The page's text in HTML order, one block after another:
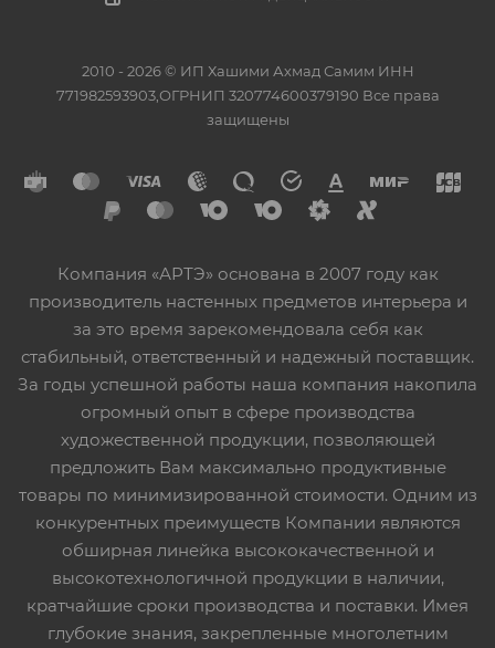
2010 - 2026 © ИП Хашими Ахмад Самим ИНН
771982593903,ОГРНИП 320774600379190 Все права
защищены
Компания «АРТЭ» основана в 2007 году как
производитель настенных предметов интерьера и
за это время зарекомендовала себя как
стабильный, ответственный и надежный поставщик.
За годы успешной работы наша компания накопила
огромный опыт в сфере производства
художественной продукции, позволяющей
предложить Вам максимально продуктивные
товары по минимизированной стоимости. Одним из
конкурентных преимуществ Компании являются
обширная линейка высококачественной и
высокотехнологичной продукции в наличии,
кратчайшие сроки производства и поставки. Имея
глубокие знания, закрепленные многолетним